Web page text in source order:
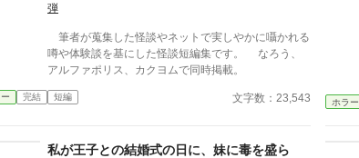
が暴かれ、王子は今さら真実の愛を誓うが、クロエの
を取り戻したい竜王子。番たちの行く末は――。
弾
筆者が蒐集した怪談やネットで実しやかに囁かれる
噂や体験談を基にした怪談短編集です。 なろう、
アルファポリス、カクヨムで同時掲載。
完結 短編 文字数：23,543 ホラー
私が王子との結婚式の日に、妹に毒を盛ら